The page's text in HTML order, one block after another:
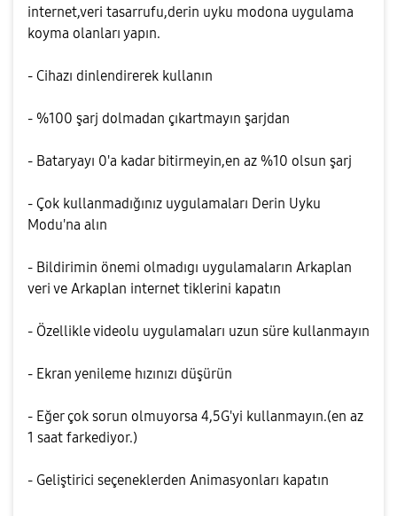
internet,veri tasarrufu,derin uyku modona uygulama
koyma olanları yapın.
- Cihazı dinlendirerek kullanın
- %100 şarj dolmadan çıkartmayın şarjdan
- Bataryayı 0'a kadar bitirmeyin,en az %10 olsun şarj
- Çok kullanmadığınız uygulamaları Derin Uyku
Modu'na alın
- Bildirimin önemi olmadıgı uygulamaların Arkaplan
veri ve Arkaplan internet tiklerini kapatın
- Özellikle videolu uygulamaları uzun süre kullanmayın
- Ekran yenileme hızınızı düşürün
- Eğer çok sorun olmuyorsa 4,5G'yi kullanmayın.(en az
1 saat farkediyor.)
- Geliştirici seçeneklerden Animasyonları kapatın